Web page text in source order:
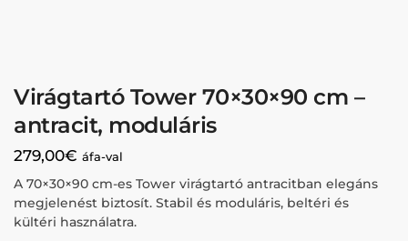
Virágtartó Tower 70×30×90 cm –
antracit, moduláris
279,00€ áfa-val
A 70×30×90 cm-es Tower virágtartó antracitban elegáns
megjelenést biztosít. Stabil és moduláris, beltéri és
kültéri használatra.